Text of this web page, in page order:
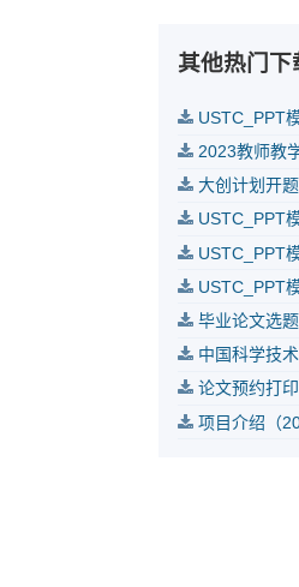
其他热门下
USTC_PPT
2023教师教
大创计划开
USTC_PPT
USTC_PPT
USTC_PPT
毕业论文选
中国科学技
论文预约打
项目介绍（